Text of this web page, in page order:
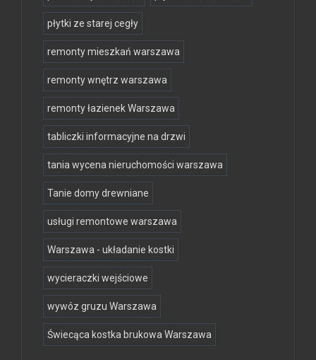
płytki ze starej cegły
remonty mieszkań warszawa
remonty wnętrz warszawa
remonty łazienek Warszawa
tabliczki informacyjne na drzwi
tania wycena nieruchomości warszawa
Tanie domy drewniane
usługi remontowe warszawa
Warszawa - układanie kostki
wycieraczki wejściowe
wywóz gruzu Warszawa
Świecąca kostka brukowa Warszawa